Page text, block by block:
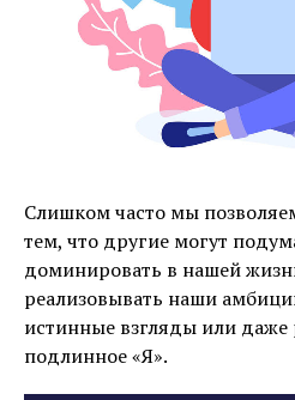
Слишком часто мы
тем, что другие могут
доминировать в нашей
реализовывать наши
истинные взгляды или даже
подлинное «Я».